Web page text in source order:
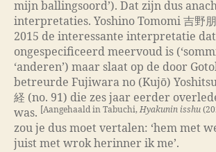
mijn ballingsoord’). Dat zijn dus
interpretaties. Yoshino Tomomi 吉野
2015 de interessante interpretatie dat
ongespecificeerd meervoud is
‘anderen’) maar slaat op de door
betreurde Fujiwara no (Kujō)
経 (no. 91) die zes jaar eerder
was. [Aangehaald in Tabuchi, Hyakunin isshu
zou je dus moet vertalen: ‘hem met
juist met wrok herinner ik me’.